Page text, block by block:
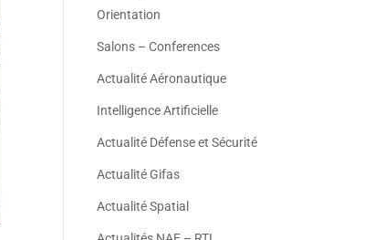
Orientation
Salons – Conferences
Actualité Aéronautique
Intelligence Artificielle
Actualité Défense et Sécurité
Actualité Gifas
Actualité Spatial